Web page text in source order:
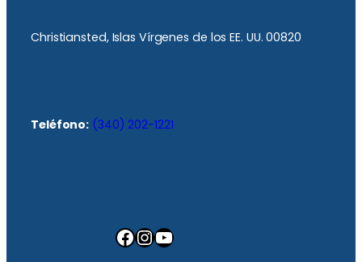
Christiansted, Islas Vírgenes de los EE. UU. 00820
Teléfono: (340) 202-1221
Facebook InstagramYouTube